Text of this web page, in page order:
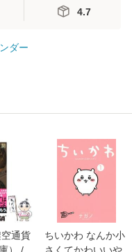
4.7
ダー
空通貨
ちいかわ なんか小